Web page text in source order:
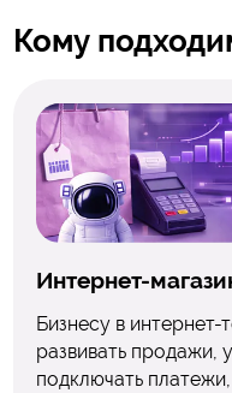
Кому
Интернет-
Бизнесу в
развивать продажи,
подключать